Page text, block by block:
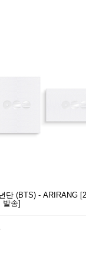
단 (BTS) - ARIRANG
발송]